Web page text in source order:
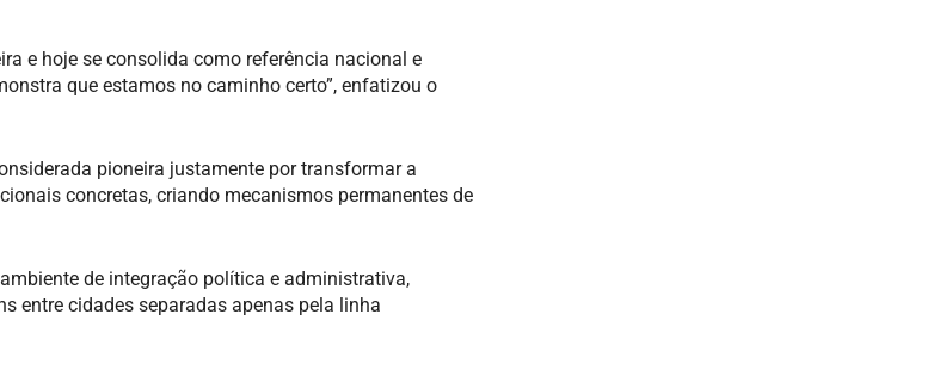
e hoje se consolida como referência nacional e
que estamos no caminho certo”, enfatizou o
pioneira justamente por transformar a
concretas, criando mecanismos permanentes de
de integração política e administrativa,
entre cidades separadas apenas pela linha